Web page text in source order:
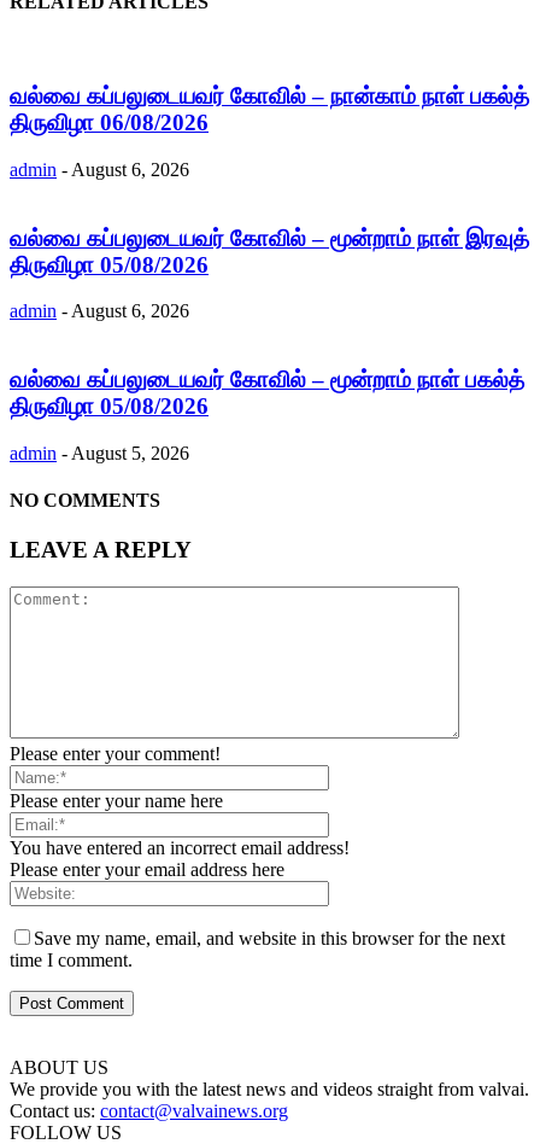
வல்வை கப்பலுடையவர் கோவில் – நான்காம் நாள் பகல்த்
திருவிழா 06/08/2026
admin - August 6, 2026
வல்வை கப்பலுடையவர் கோவில் – மூன்றாம் நாள் இரவுத்
திருவிழா 05/08/2026
admin - August 6, 2026
வல்வை கப்பலுடையவர் கோவில் – மூன்றாம் நாள் பகல்த்
திருவிழா 05/08/2026
admin - August 5, 2026
NO COMMENTS
LEAVE A REPLY
Please enter your comment!
Please enter your name here
You have entered an incorrect email address!
Please enter your email address here
Save my name, email, and website in this browser for the next
time I comment.
ABOUT US
We provide you with the latest news and videos straight from valvai.
Contact us: contact@valvainews.org
FOLLOW US